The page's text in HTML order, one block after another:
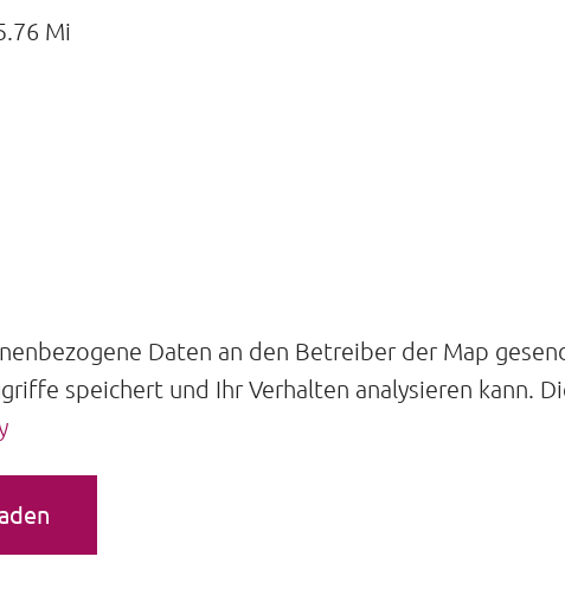
Mi
Daten an den Betreiber der Map
speichert und Ihr Verhalten analysieren kann.